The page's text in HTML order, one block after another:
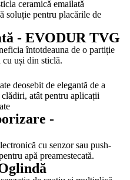
ceramică emailată
soluție pentru placările de
- EVODUR TVG
întotdeauna de o partiție
cu uși din sticlă.
deosebit de elegantă de a
atât pentru aplicații
-
cu senzor sau push-
apă preamestecată.